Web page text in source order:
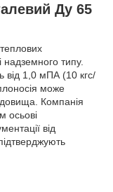
Ду 65
надземного типу.
від 1,0 мПА (10 кгс/
може
Компанія
осьові
від